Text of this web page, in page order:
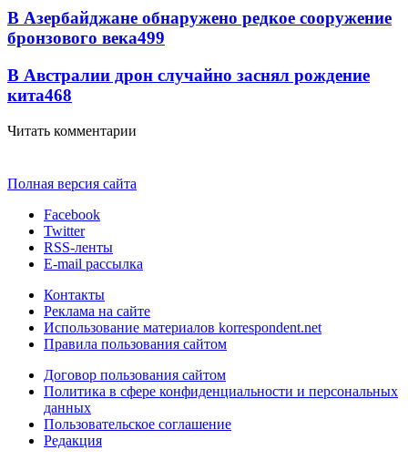
В Азербайджане обнаружено редкое сооружение
бронзового века499
В Австралии дрон случайно заснял рождение
кита468
Читать комментарии
Полная версия сайта
Facebook
Twitter
RSS-ленты
E-mail рассылка
Контакты
Реклама на сайте
Использование материалов korrespondent.net
Правила пользования сайтом
Договор пользования сайтом
Политика в сфере конфиденциальности и персональных
данных
Пользовательское соглашение
Редакция